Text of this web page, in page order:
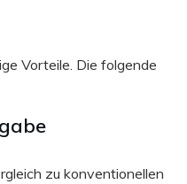
Vorteile. Die folgende
zu konventionellen